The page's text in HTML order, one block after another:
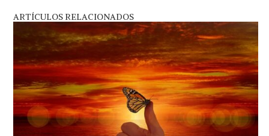
ARTÍCULOS RELACIONADOS